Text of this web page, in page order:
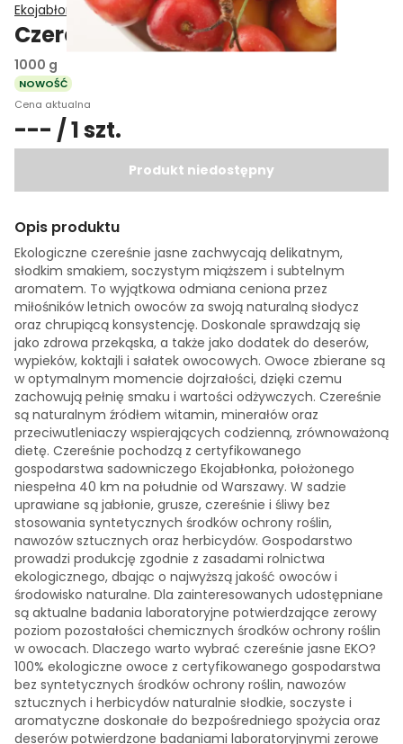
Ekojabłonka
Czereśnie jasne EKO
1000 g
NOWOŚĆ
Cena aktualna
--- / 1 szt.
Produkt niedostępny
Opis produktu
Ekologiczne czereśnie jasne zachwycają delikatnym,
słodkim smakiem, soczystym miąższem i subtelnym
aromatem. To wyjątkowa odmiana ceniona przez
miłośników letnich owoców za swoją naturalną słodycz
oraz chrupiącą konsystencję. Doskonale sprawdzają się
jako zdrowa przekąska, a także jako dodatek do deserów,
wypieków, koktajli i sałatek owocowych. Owoce zbierane są
w optymalnym momencie dojrzałości, dzięki czemu
zachowują pełnię smaku i wartości odżywczych. Czereśnie
są naturalnym źródłem witamin, minerałów oraz
przeciwutleniaczy wspierających codzienną, zrównoważoną
dietę. Czereśnie pochodzą z certyfikowanego
gospodarstwa sadowniczego Ekojabłonka, położonego
niespełna 40 km na południe od Warszawy. W sadzie
uprawiane są jabłonie, grusze, czereśnie i śliwy bez
stosowania syntetycznych środków ochrony roślin,
nawozów sztucznych oraz herbicydów. Gospodarstwo
prowadzi produkcję zgodnie z zasadami rolnictwa
ekologicznego, dbając o najwyższą jakość owoców i
środowisko naturalne. Dla zainteresowanych udostępniane
są aktualne badania laboratoryjne potwierdzające zerowy
poziom pozostałości chemicznych środków ochrony roślin
w owocach. Dlaczego warto wybrać czereśnie jasne EKO?
100% ekologiczne owoce z certyfikowanego gospodarstwa
bez syntetycznych środków ochrony roślin, nawozów
sztucznych i herbicydów naturalnie słodkie, soczyste i
aromatyczne doskonałe do bezpośredniego spożycia oraz
deserów potwierdzone badaniami laboratoryjnymi zerowe